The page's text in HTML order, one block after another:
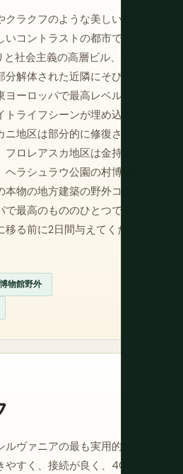
ラクフのような美しい都市
コントラストの都市です：
社会主義の高層ビル、議会
解体された近隣にそびえ立
ーロッパで最高レベルの本
ライフシーンが埋め込まれ
地区は部分的に修復され、
ロレアスカ地区は金持ちが
ラシュラウ公園の村博物館
物の地方建築の野外コレク
最高のもののひとつです。
る前に2日間与えてくださ
物館野外
ヴァニアの最も実用的な拠
すく、接続が良く、40キロ